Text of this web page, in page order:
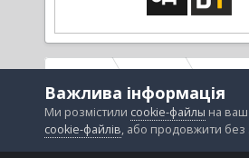
Важлива інформація
Ми розмістили cookie-файлы на
cookie-файлів, або продовжити без